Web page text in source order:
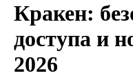
Кракен:
доступа и
2026